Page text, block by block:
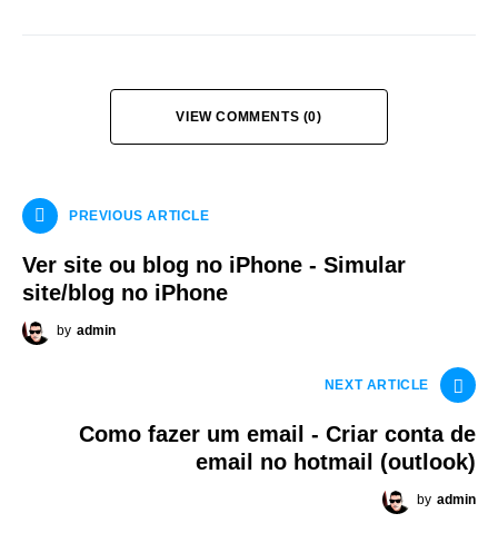
VIEW COMMENTS (0)
PREVIOUS ARTICLE
Ver site ou blog no iPhone - Simular
site/blog no iPhone
by admin
NEXT ARTICLE
Como fazer um email - Criar conta de
email no hotmail (outlook)
by admin